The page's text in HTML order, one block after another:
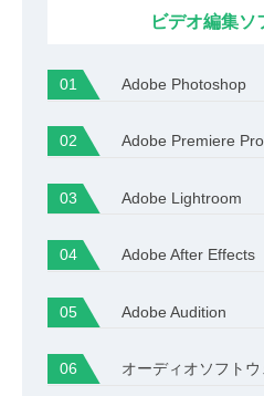
ビデオ編集ソ
Adobe Photoshop
Adobe Premiere Pro
Adobe Lightroom
Adobe After Effects
Adobe Audition
オーディオソフトウ